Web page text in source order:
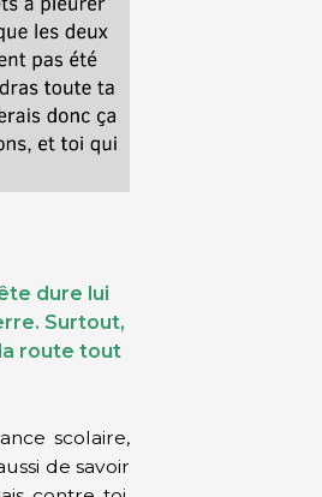
dure lui
Surtout,
route tout
scolaire,
de savoir